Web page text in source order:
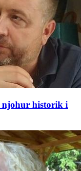
njohur historik i